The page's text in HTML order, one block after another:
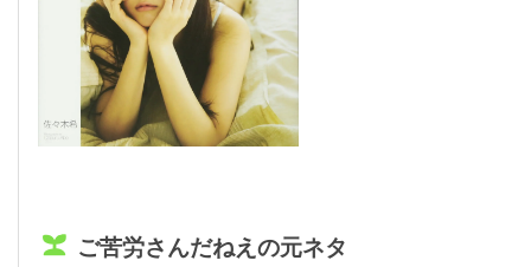
ご苦労さんだねえの元ネタ